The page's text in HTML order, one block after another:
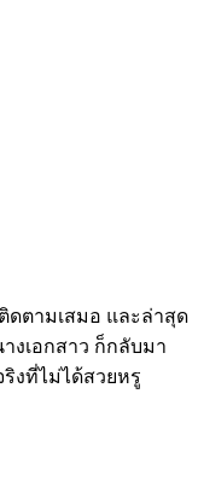
ดตามเสมอ และล่าสุด
งเอกสาว ก็กลับมา
งที่ไม่ได้สวยหรู